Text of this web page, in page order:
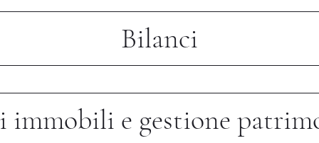
Bilanci
immobili e gestione